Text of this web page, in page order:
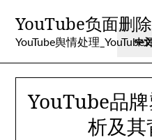
content
YouTube负面删除
YouTube舆情处理_YouTube
YouTube品
析及